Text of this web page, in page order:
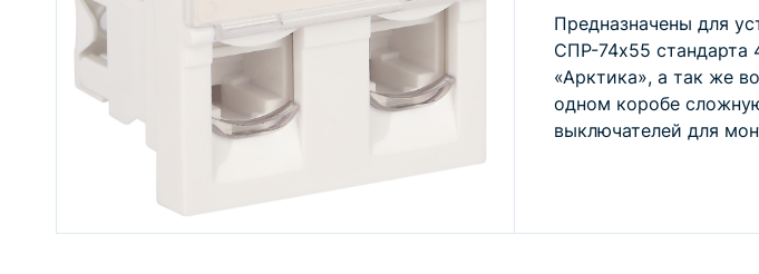
Электромонтажные щитки
"ТУСО"
Трубы гофрированные
одностенные и двустенные
Трубы дренажные
Система «Загородный дом»
Предназначены для
СПР-74x55 стандарта
«Арктика», а так же
одном коробе
выключателей для